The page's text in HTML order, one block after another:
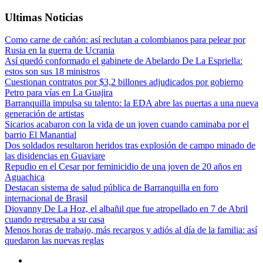
Ultimas Noticias
Como carne de cañón: así reclutan a colombianos para pelear por
Rusia en la guerra de Ucrania
Así quedó conformado el gabinete de Abelardo De La Espriella:
estos son sus 18 ministros
Cuestionan contratos por $3,2 billones adjudicados por gobierno
Petro para vías en La Guajira
Barranquilla impulsa su talento: la EDA abre las puertas a una nueva
generación de artistas
Sicarios acabaron con la vida de un joven cuando caminaba por el
barrio El Manantial
Dos soldados resultaron heridos tras explosión de campo minado de
las disidencias en Guaviare
Repudio en el Cesar por feminicidio de una joven de 20 años en
Aguachica
Destacan sistema de salud pública de Barranquilla en foro
internacional de Brasil
Diovanny De La Hoz, el albañil que fue atropellado en 7 de Abril
cuando regresaba a su casa
Menos horas de trabajo, más recargos y adiós al día de la familia: así
quedaron las nuevas reglas